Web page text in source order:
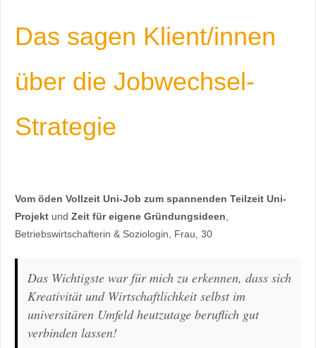
Das sagen Klient/innen
über die Jobwechsel-
Strategie
Vom öden Vollzeit Uni-Job zum spannenden Teilzeit Uni-
Projekt und Zeit für eigene Gründungsideen
Betriebswirtschafterin & Soziologin, Frau, 30
Das Wichtigste war für mich zu erkennen, dass sich
Kreativität und Wirtschaftlichkeit selbst im
universitären Umfeld heutzutage beruflich gut
verbinden lassen!